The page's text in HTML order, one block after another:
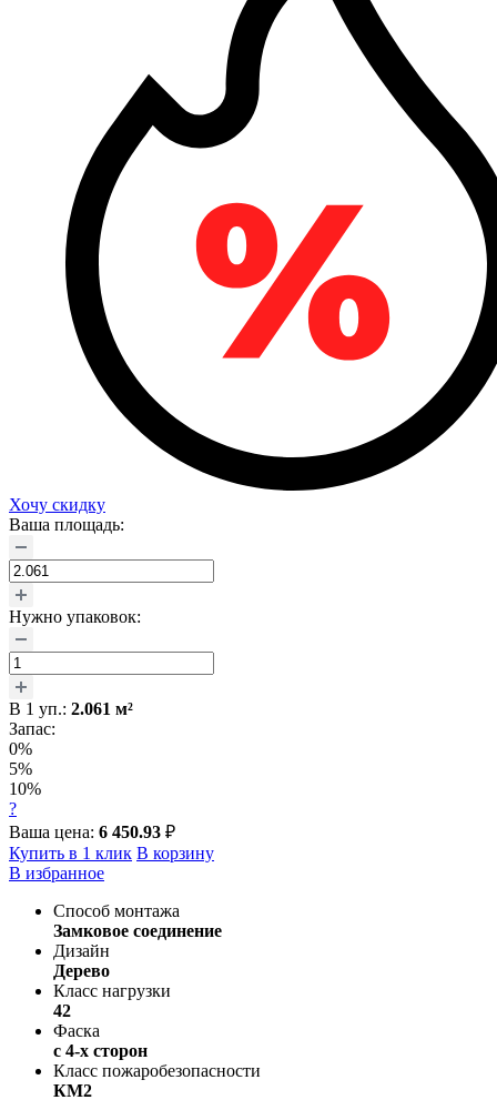
Хочу скидку
Ваша площадь:
Нужно упаковок:
В 1 уп.: 2.061 м²
Запас:
0%
5%
10%
?
Ваша цена: 6 450.93 ₽
Купить в 1 клик В корзину
В избранное
Способ монтажа
Замковое соединение
Дизайн
Дерево
Класс нагрузки
42
Фаска
с 4-х сторон
Класс пожаробезопасности
КМ2